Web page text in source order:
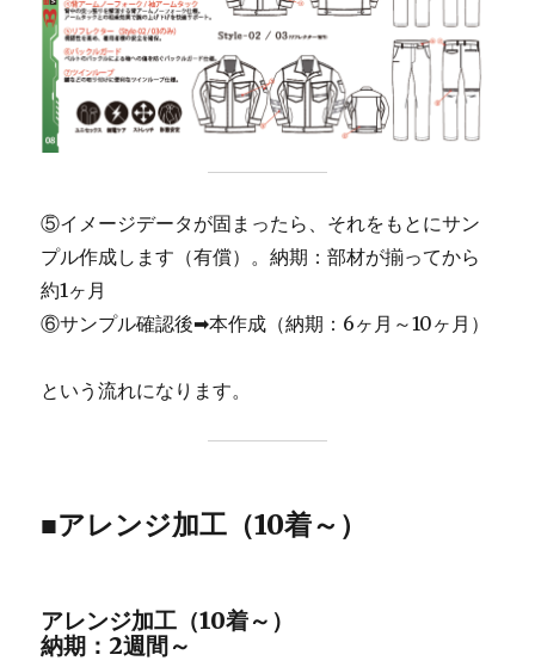
⑤イメージデータが固まったら、それをもとにサン
プル作成します（有償）。納期：部材が揃ってから
約1ヶ月
⑥サンプル確認後➡本作成（納期：6ヶ月～10ヶ月）
という流れになります。
■アレンジ加工（10着～）
アレンジ加工（10着～）
納期：2週間～